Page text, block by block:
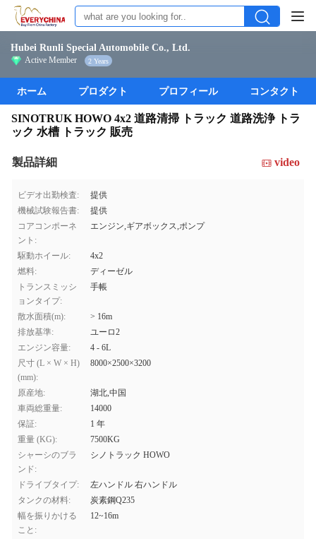
Hubei Runli Special Automobile Co., Ltd.
Active Member 2 Years
ホーム プロダクト プロフィール コンタクト
SINOTRUK HOWO 4x2 道路清掃 トラック 道路洗浄 トラ
ック 水槽 トラック 販売
製品詳細 video
ビデオ出勤検査:
提供
機械試験報告書:
提供
コアコンポーネ
ント:
エンジン,ギアボックス,ポンプ
駆動ホイール:
4x2
燃料:
ディーゼル
トランスミッシ
ョンタイプ:
手帳
散水面積(m):
> 16m
排放基準:
ユーロ2
エンジン容量:
4 - 6L
尺寸 (L × W × H)
(mm):
8000×2500×3200
原産地:
湖北,中国
車両総重量:
14000
保証:
1 年
重量 (KG):
7500KG
シャーシのブラ
ンド:
シノトラック HOWO
ドライブタイプ:
左ハンドル 右ハンドル
タンクの材料:
炭素鋼Q235
幅を振りかける
こと:
12~16m